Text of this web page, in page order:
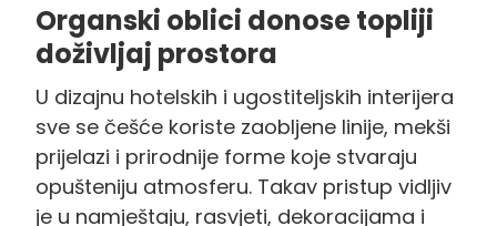
Organski oblici donose topliji
doživljaj prostora
U dizajnu hotelskih i ugostiteljskih interijera
sve se češće koriste zaobljene linije, mekši
prijelazi i prirodnije forme koje stvaraju
opušteniju atmosferu. Takav pristup vidljiv
je u namještaju, rasvjeti, dekoracijama i